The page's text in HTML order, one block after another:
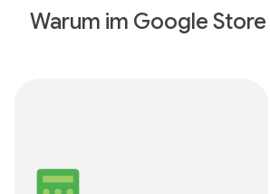
Warum im Google